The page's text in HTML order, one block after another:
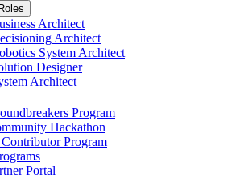
Roles
Architect
Architect
System Architect
Designer
Architect
Program
Hackathon
Program
Portal